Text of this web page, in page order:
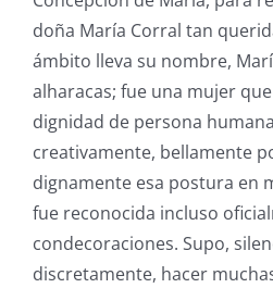
doña María Corral tan
ámbito lleva su nombre,
alharacas; fue una mujer
dignidad de persona
creativamente, bellamente
dignamente esa postura en
fue reconocida incluso
condecoraciones. Supo,
discretamente, hacer